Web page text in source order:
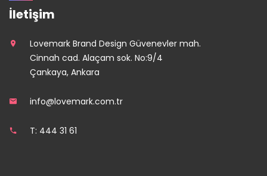
İletişim
Lovemark Brand Design Güvenevler mah.
Cinnah cad. Alaçam sok. No:9/4
Çankaya, Ankara
info@lovemark.com.tr
T: 444 31 61